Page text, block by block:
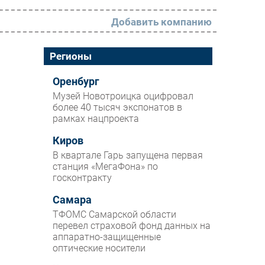
РАЗДЕЛЫ
Новости
Аналитика
Интервью
Мероприятия
Проекты
IT класс
Тестовый стенд
Каталог компаний
Добавить компанию
Регионы
Оренбург
Музей Новотроицка оцифровал
более 40 тысяч экспонатов в
рамках нацпроекта
Киров
В квартале Гарь запущена первая
станция «МегаФона» по
госконтракту
Самара
ТФОМС Самарской области
перевел страховой фонд данных на
аппаратно-защищенные
оптические носители